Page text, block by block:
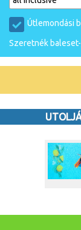
Útlemondási
Szeretnék